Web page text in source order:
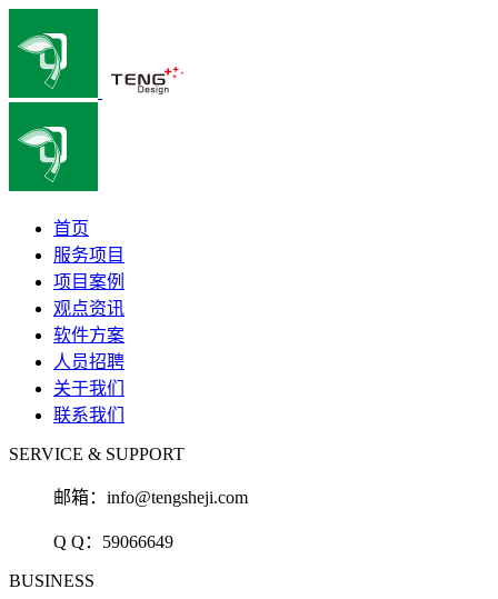
首页
服务项目
项目案例
观点资讯
软件方案
人员招聘
关于我们
联系我们
SERVICE & SUPPORT
邮箱： info@tengsheji.com
Q Q： 59066649
BUSINESS